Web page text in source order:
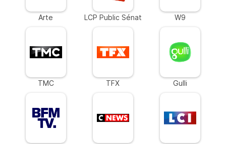
Arte LCP Public Sénat W9
TMC TFX Gulli